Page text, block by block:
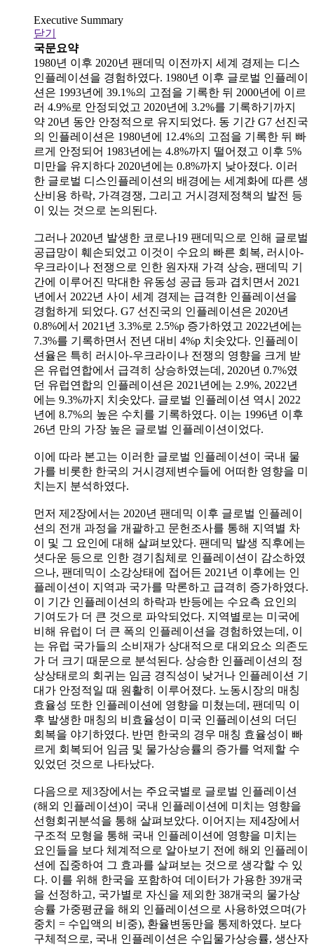
Executive Summary
닫기
국문요약
1980년 이후 2020년 팬데믹 이전까지 세계 경제는 디스
인플레이션을 경험하였다. 1980년 이후 글로벌 인플레이
션은 1993년에 39.1%의 고점을 기록한 뒤 2000년에 이르
러 4.9%로 안정되었고 2020년에 3.2%를 기록하기까지
약 20년 동안 안정적으로 유지되었다. 동 기간 G7 선진국
의 인플레이션은 1980년에 12.4%의 고점을 기록한 뒤 빠
르게 안정되어 1983년에는 4.8%까지 떨어졌고 이후 5%
미만을 유지하다 2020년에는 0.8%까지 낮아졌다. 이러
한 글로벌 디스인플레이션의 배경에는 세계화에 따른 생
산비용 하락, 가격경쟁, 그리고 거시경제정책의 발전 등
이 있는 것으로 논의된다.
그러나 2020년 발생한 코로나19 팬데믹으로 인해 글로벌
공급망이 훼손되었고 이것이 수요의 빠른 회복, 러시아-
우크라이나 전쟁으로 인한 원자재 가격 상승, 팬데믹 기
간에 이루어진 막대한 유동성 공급 등과 겹치면서 2021
년에서 2022년 사이 세계 경제는 급격한 인플레이션을
경험하게 되었다. G7 선진국의 인플레이션은 2020년
0.8%에서 2021년 3.3%로 2.5%p 증가하였고 2022년에는
7.3%를 기록하면서 전년 대비 4%p 치솟았다. 인플레이
션율은 특히 러시아-우크라이나 전쟁의 영향을 크게 받
은 유럽연합에서 급격히 상승하였는데, 2020년 0.7%였
던 유럽연합의 인플레이션은 2021년에는 2.9%, 2022년
에는 9.3%까지 치솟았다. 글로벌 인플레이션 역시 2022
년에 8.7%의 높은 수치를 기록하였다. 이는 1996년 이후
26년 만의 가장 높은 글로벌 인플레이션이었다.
이에 따라 본고는 이러한 글로벌 인플레이션이 국내 물
가를 비롯한 한국의 거시경제변수들에 어떠한 영향을 미
치는지 분석하였다.
먼저 제2장에서는 2020년 팬데믹 이후 글로벌 인플레이
션의 전개 과정을 개괄하고 문헌조사를 통해 지역별 차
이 및 그 요인에 대해 살펴보았다. 팬데믹 발생 직후에는
셧다운 등으로 인한 경기침체로 인플레이션이 감소하였
으나, 팬데믹이 소강상태에 접어든 2021년 이후에는 인
플레이션이 지역과 국가를 막론하고 급격히 증가하였다.
이 기간 인플레이션의 하락과 반등에는 수요측 요인의
기여도가 더 큰 것으로 파악되었다. 지역별로는 미국에
비해 유럽이 더 큰 폭의 인플레이션을 경험하였는데, 이
는 유럽 국가들의 소비재가 상대적으로 대외요소 의존도
가 더 크기 때문으로 분석된다. 상승한 인플레이션의 정
상상태로의 회귀는 임금 경직성이 낮거나 인플레이션 기
대가 안정적일 때 원활히 이루어졌다. 노동시장의 매칭
효율성 또한 인플레이션에 영향을 미쳤는데, 팬데믹 이
후 발생한 매칭의 비효율성이 미국 인플레이션의 더딘
회복을 야기하였다. 반면 한국의 경우 매칭 효율성이 빠
르게 회복되어 임금 및 물가상승률의 증가를 억제할 수
있었던 것으로 나타났다.
다음으로 제3장에서는 주요국별로 글로벌 인플레이션
(해외 인플레이션)이 국내 인플레이션에 미치는 영향을
선형회귀분석을 통해 살펴보았다. 이어지는 제4장에서
구조적 모형을 통해 국내 인플레이션에 영향을 미치는
요인들을 보다 체계적으로 알아보기 전에 해외 인플레이
션에 집중하여 그 효과를 살펴보는 것으로 생각할 수 있
다. 이를 위해 한국을 포함하여 데이터가 가용한 39개국
을 선정하고, 국가별로 자신을 제외한 38개국의 물가상
승률 가중평균을 해외 인플레이션으로 사용하였으며(가
중치 = 수입액의 비중), 환율변동만을 통제하였다. 보다
구체적으로, 국내 인플레이션은 수입물가상승률, 생산자